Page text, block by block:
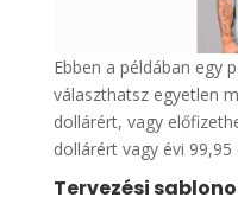
Ebben a példában egy
választhatsz egyetlen
dollárért, vagy
dollárért vagy évi 99,95
Tervezési